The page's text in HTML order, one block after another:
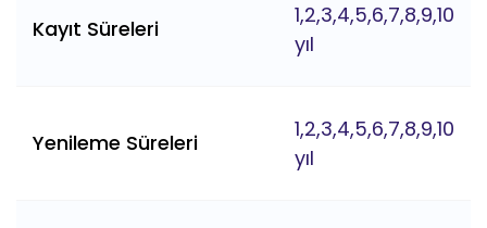
Kayıt Süreleri
1,2,3,4,5,6,7,8,9,10
yıl
Yenileme Süreleri
1,2,3,4,5,6,7,8,9,10
yıl